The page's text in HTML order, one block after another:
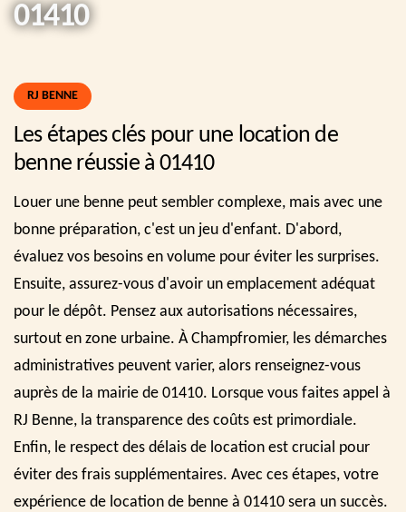
01410
RJ BENNE
Les étapes clés pour une location de
benne réussie à 01410
Louer une benne peut sembler complexe, mais avec une
bonne préparation, c'est un jeu d'enfant. D'abord,
évaluez vos besoins en volume pour éviter les surprises.
Ensuite, assurez-vous d'avoir un emplacement adéquat
pour le dépôt. Pensez aux autorisations nécessaires,
surtout en zone urbaine. À Champfromier, les démarches
administratives peuvent varier, alors renseignez-vous
auprès de la mairie de 01410. Lorsque vous faites appel à
RJ Benne, la transparence des coûts est primordiale.
Enfin, le respect des délais de location est crucial pour
éviter des frais supplémentaires. Avec ces étapes, votre
expérience de location de benne à 01410 sera un succès.